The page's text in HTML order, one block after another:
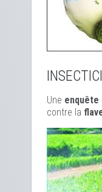
Une enquête
contre la